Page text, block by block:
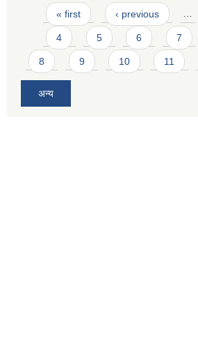
Pages
« first ‹ previous …
4 5 6 7
8 9 10 11
अन्य